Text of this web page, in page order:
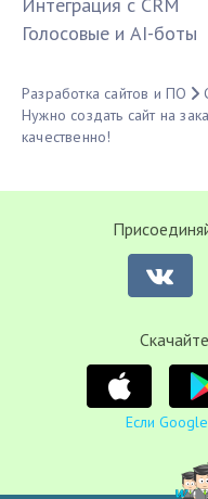
Интеграция с CRM
Голосовые и AI-боты
Разработка сайтов и ПО
Нужно создать сайт на
качественно!
Если